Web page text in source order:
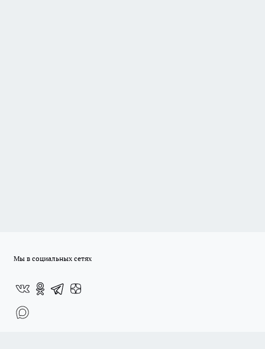
Мы в социальных сетях